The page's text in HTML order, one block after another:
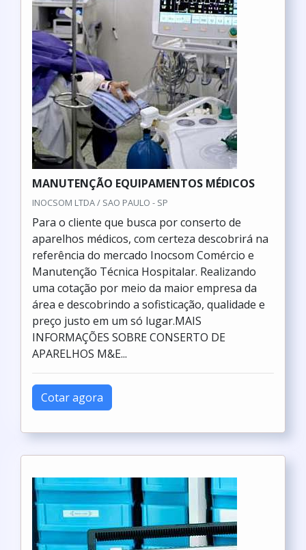
MANUTENÇÃO EQUIPAMENTOS MÉDICOS
INOCSOM LTDA / SAO PAULO - SP
Para o cliente que busca por conserto de
aparelhos médicos, com certeza descobrirá na
referência do mercado Inocsom Comércio e
Manutenção Técnica Hospitalar. Realizando
uma cotação por meio da maior empresa da
área e descobrindo a sofisticação, qualidade e
preço justo em um só lugar.MAIS
INFORMAÇÕES SOBRE CONSERTO DE
APARELHOS M&E...
Cotar agora